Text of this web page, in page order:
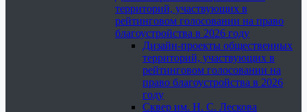
территорий, участвующих в
рейтинговом голосовании на право
благоустройства в 2026 году
Дизайн-проекты общественных
территорий, участвующих в
рейтинговом голосовании на
право благоустройства в 2026
году
Сквер им. Н. С. Лескова